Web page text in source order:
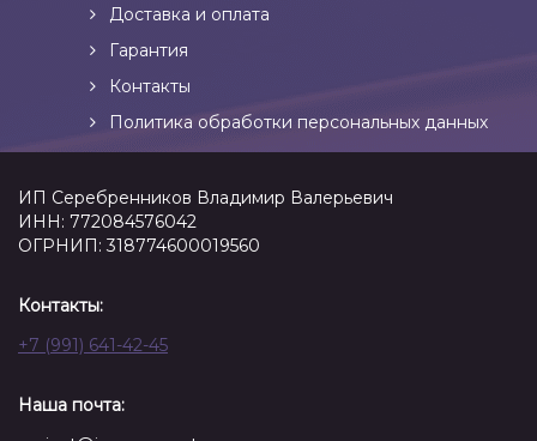
Доставка и оплата
Гарантия
Контакты
Политика обработки персональных данных
ИП Серебренников Владимир Валерьевич
ИНН: 772084576042
ОГРНИП: 318774600019560
Контакты:
+7 (991) 641-42-45
Наша почта: